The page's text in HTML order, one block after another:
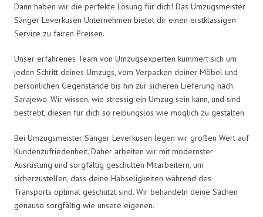
Dann haben wir die perfekte Lösung für dich! Das Umzugsmeister
Sänger Leverkusen Unternehmen bietet dir einen erstklassigen
Service zu fairen Preisen.
Unser erfahrenes Team von Umzugsexperten kümmert sich um
jeden Schritt deines Umzugs, vom Verpacken deiner Möbel und
persönlichen Gegenstände bis hin zur sicheren Lieferung nach
Sarajewo. Wir wissen, wie stressig ein Umzug sein kann, und sind
bestrebt, diesen für dich so reibungslos wie möglich zu gestalten.
Bei Umzugsmeister Sänger Leverkusen legen wir großen Wert auf
Kundenzufriedenheit. Daher arbeiten wir mit modernster
Ausrüstung und sorgfältig geschulten Mitarbeitern, um
sicherzustellen, dass deine Habseligkeiten während des
Transports optimal geschützt sind. Wir behandeln deine Sachen
genauso sorgfältig wie unsere eigenen.